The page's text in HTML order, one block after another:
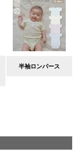
半袖ロンパース